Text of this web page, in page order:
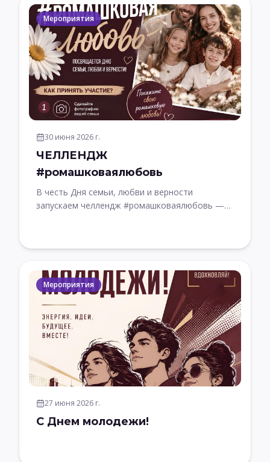
Мероприятия
30 июня 2026 г.
ЧЕЛЛЕНДЖ
#ромашковаялюбовь
В честь Дня семьи, любви и верности
запускаем челлендж #ромашковаялюбовь —
Мероприятия
27 июня 2026 г.
С Днем молодежи!